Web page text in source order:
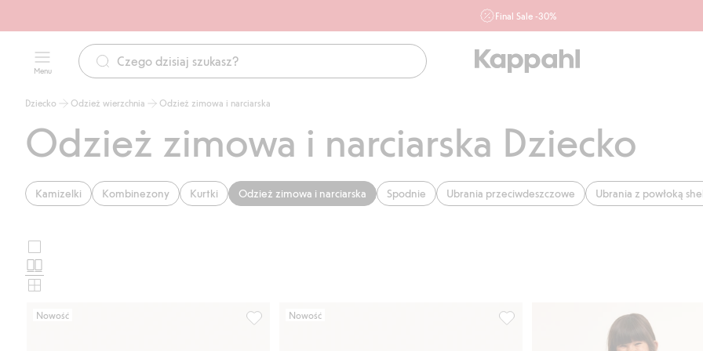
Final Sale -30%
ofertę, również z działu outlet do 10.8 w sklepach Kappahl i
Newbie oraz na kappahl.com. Ofert nie łączymy
Menu
Dziecko Odzież wierzchnia Odzież zimowa i narciarska
Odzież zimowa i narciarska Dziecko
Kamizelki Kombinezony Kurtki Odzież zimowa i narciarska Spodnie Ubrania przeciwdeszczowe Ubrania z powłoką
Wybierz
układ
karty
Nowość Nowość
Kurtka zimowa Kaxs Proxtec, Dodaj